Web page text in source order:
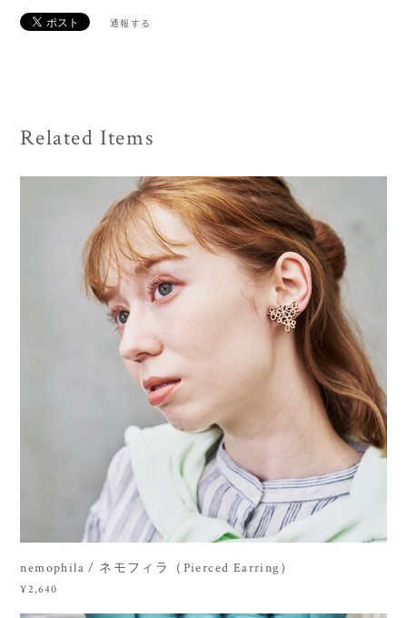
通報する
Related Items
nemophila / ネモフィラ（Pierced Earring）
¥2,640